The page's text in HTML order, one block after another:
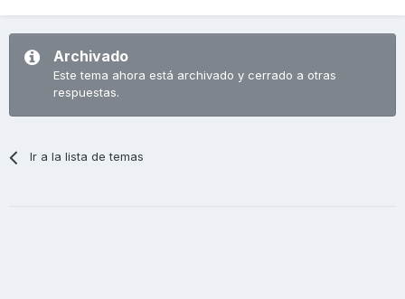
Archivado
Este tema ahora está archivado y cerrado a otras
respuestas.
Ir a la lista de temas